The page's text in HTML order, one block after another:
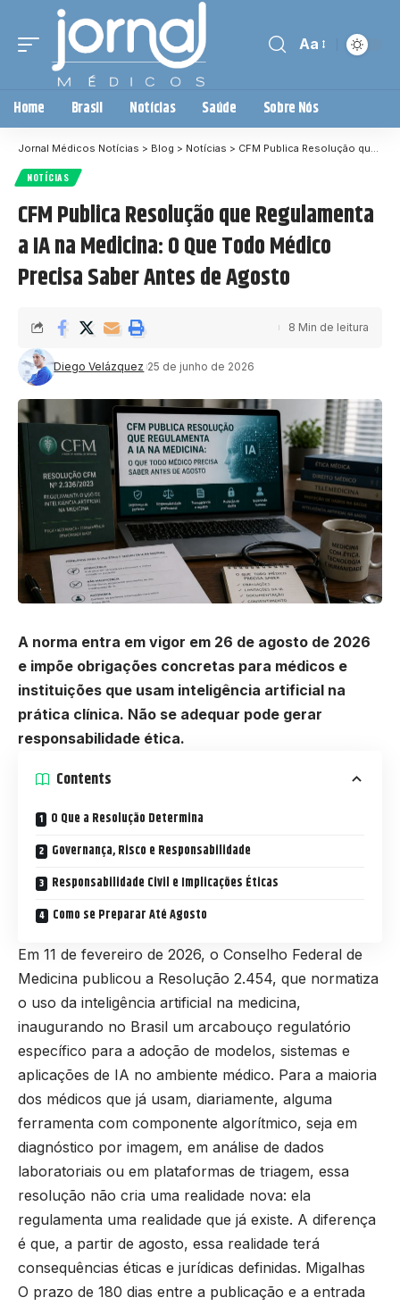
Aa
Home Brasil Notícias Saúde Sobre Nós
Jornal Médicos Notícias > Blog > Notícias > CFM Publica Resolução que Regulamenta a IA na Medicina: O Que Todo Médico Precisa Saber Antes de Agosto
NOTÍCIAS
CFM Publica Resolução que Regulamenta
a IA na Medicina: O Que Todo Médico
Precisa Saber Antes de Agosto
Diego Velázquez 25 de junho de 2026
8 Min de leitura
A norma entra em vigor em 26 de agosto de 2026
e impõe obrigações concretas para médicos e
instituições que usam inteligência artificial na
prática clínica. Não se adequar pode gerar
responsabilidade ética.
Contents
O Que a Resolução Determina
Governança, Risco e Responsabilidade
Responsabilidade Civil e Implicações Éticas
Como se Preparar Até Agosto
Em 11 de fevereiro de 2026, o Conselho Federal de
Medicina publicou a Resolução 2.454, que normatiza
o uso da inteligência artificial na medicina,
inaugurando no Brasil um arcabouço regulatório
específico para a adoção de modelos, sistemas e
aplicações de IA no ambiente médico. Para a maioria
dos médicos que já usam, diariamente, alguma
ferramenta com componente algorítmico, seja em
diagnóstico por imagem, em análise de dados
laboratoriais ou em plataformas de triagem, essa
resolução não cria uma realidade nova: ela
regulamenta uma realidade que já existe. A diferença
é que, a partir de agosto, essa realidade terá
consequências éticas e jurídicas definidas. Migalhas
O prazo de 180 dias entre a publicação e a entrada